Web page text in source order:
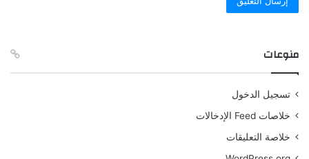
منوعات
تسجيل الدخول
خلاصات Feed الإدخالات
خلاصة التعليقات